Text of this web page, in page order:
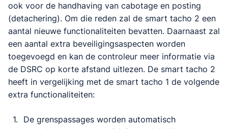
ook voor de handhaving van cabotage en posting
(detachering). Om die reden zal de smart tacho 2 een
aantal nieuwe functionaliteiten bevatten. Daarnaast zal
een aantal extra beveiligingsaspecten worden
toegevoegd en kan de controleur meer informatie via
de DSRC op korte afstand uitlezen. De smart tacho 2
heeft in vergelijking met de smart tacho 1 de volgende
extra functionaliteiten:
De grenspassages worden automatisch